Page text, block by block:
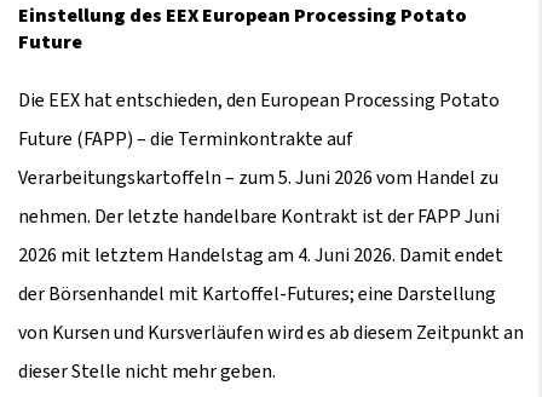
Einstellung des EEX European Processing Potato
Future
Die EEX hat entschieden, den European Processing Potato
Future (FAPP) – die Terminkontrakte auf
Verarbeitungskartoffeln – zum 5. Juni 2026 vom Handel zu
nehmen. Der letzte handelbare Kontrakt ist der FAPP Juni
2026 mit letztem Handelstag am 4. Juni 2026. Damit endet
der Börsenhandel mit Kartoffel-Futures; eine Darstellung
von Kursen und Kursverläufen wird es ab diesem Zeitpunkt an
dieser Stelle nicht mehr geben.